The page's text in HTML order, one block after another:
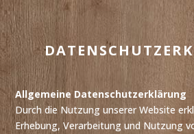
Allgemeine Datenschutzerklärung
Durch die Nutzung unserer Website
Erhebung, Verarbeitung und Nutzung